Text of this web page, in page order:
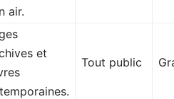
air.
et
Tout public